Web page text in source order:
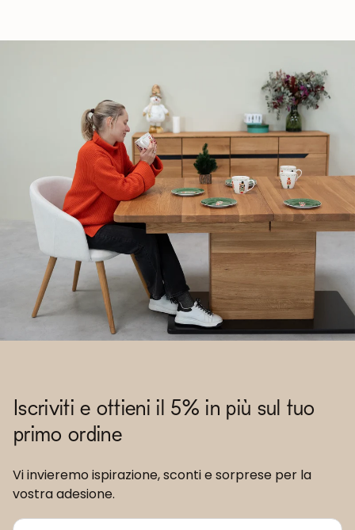
Iscriviti e ottieni il 5% in più sul tuo
primo ordine
Vi invieremo ispirazione, sconti e sorprese per la
vostra adesione.